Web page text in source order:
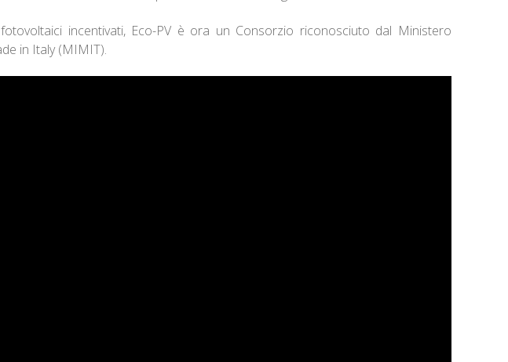
incentivati, Eco-PV è ora un Consorzio riconosciuto dal Ministero
in Italy (MIMIT).